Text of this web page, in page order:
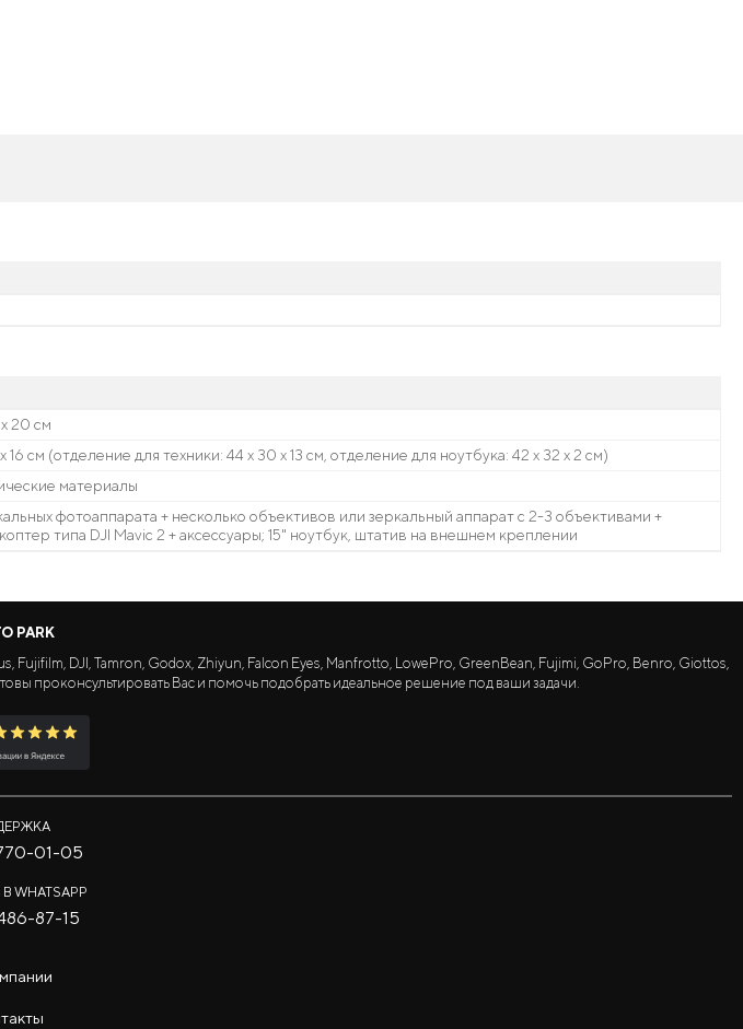
20 см
16 см (отделение для техники: 44 х 30 х 13 см, отделение для ноутбука: 42 х 32 х 2 см)
материалы
фотоаппарата + несколько объективов или зеркальный аппарат с 2-3 объективами +
типа DJI Mavic 2 + аксессуары; 15" ноутбук, штатив на внешнем креплении
PARK
DJI, Tamron, Godox, Zhiyun, Falcon Eyes, Manfrotto, LowePro, GreenBean, Fujimi, GoPro, Benro, Giottos,
проконсультировать Вас и помочь подобрать идеальное решение под ваши задачи.
01-05
WHATSAPP
87-15